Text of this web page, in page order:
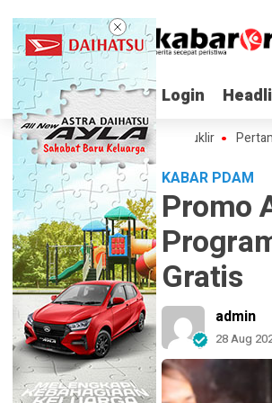
Login
Login
Genteng Hingga Nuklir Pertama di
KABAR PDAM
Promo
Gratis
admin
28 Aug